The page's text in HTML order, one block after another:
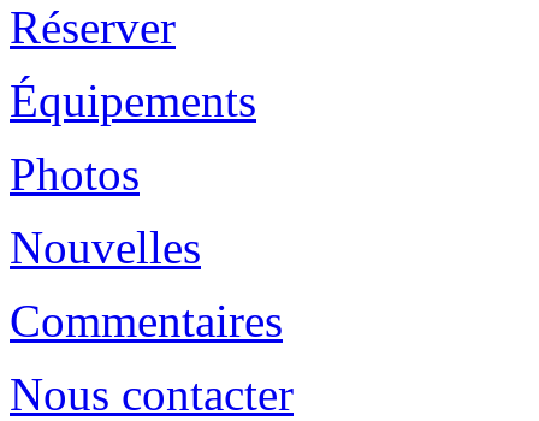
Réserver
Équipements
Photos
Nouvelles
Commentaires
Nous contacter